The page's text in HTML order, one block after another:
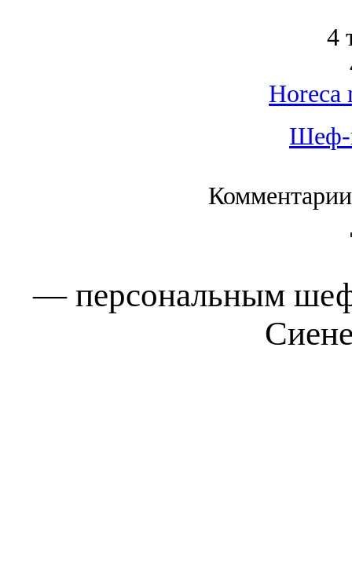
4
Horeca
Шеф-
— персональным